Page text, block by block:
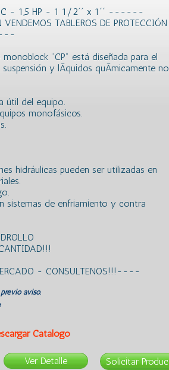
- 1,5 HP - 1 1/2´´ x 1´´ ------
TABLEROS DE PROTECCIÓN
"CP" está diseñada para el
y lÃ­quidos quÃ­micamente no
útil del equipo.
monofásicos.
hidráulicas pueden ser utilizadas en
sistemas de enfriamiento y contra
- CONSULTENOS!!!----
aviso.
Catálogo
Ver Detalle